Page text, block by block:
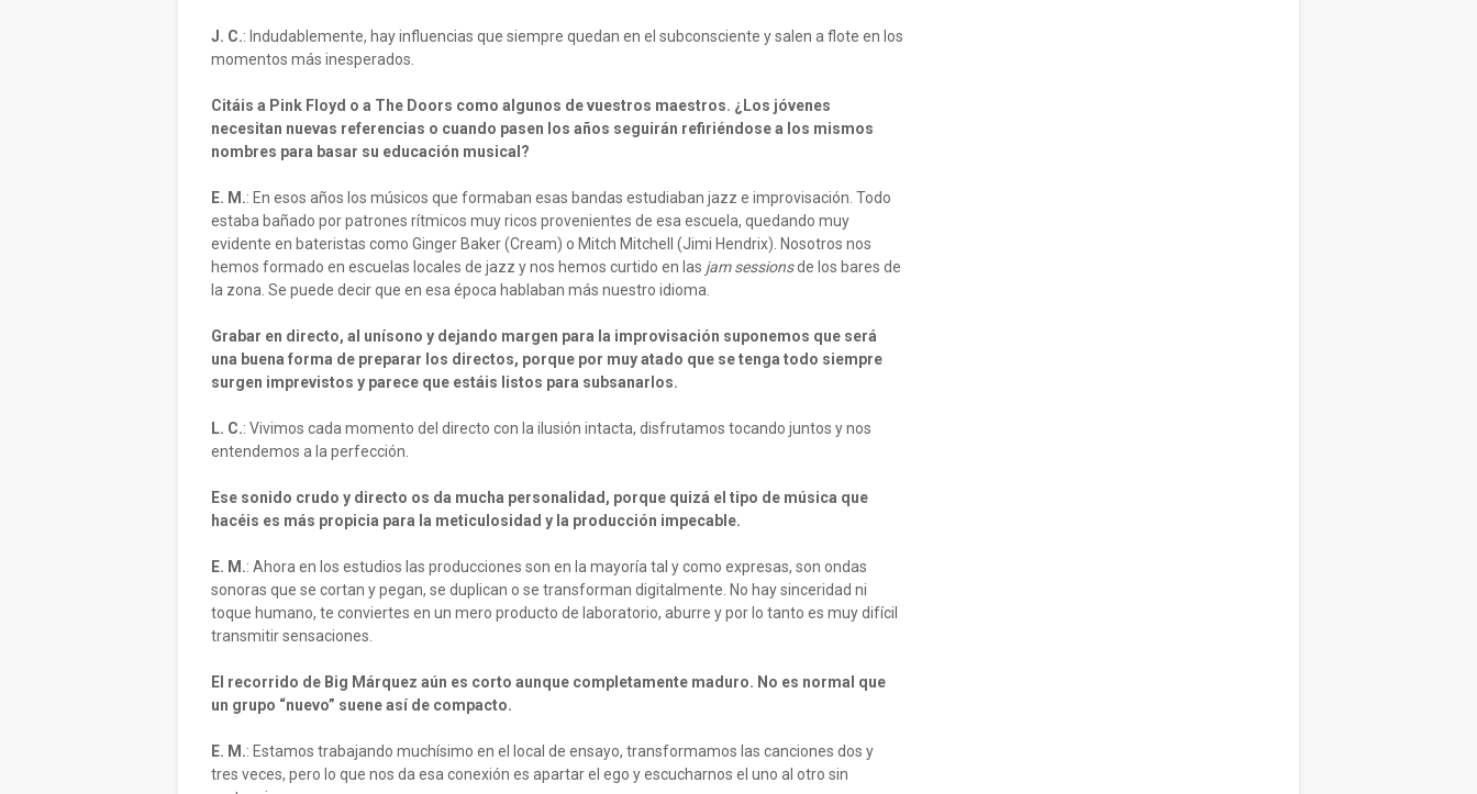
J. C.: Indudablemente, hay influencias que siempre quedan en el subconsciente y salen a flote en los
momentos más inesperados.
Citáis a Pink Floyd o a The Doors como algunos de vuestros maestros. ¿Los jóvenes
necesitan nuevas referencias o cuando pasen los años seguirán refiriéndose a los mismos
nombres para basar su educación musical?
E. M.: En esos años los músicos que formaban esas bandas estudiaban jazz e improvisación. Todo
estaba bañado por patrones rítmicos muy ricos provenientes de esa escuela, quedando muy
evidente en bateristas como Ginger Baker (Cream) o Mitch Mitchell (Jimi Hendrix). Nosotros nos
hemos formado en escuelas locales de jazz y nos hemos curtido en las jam sessionsde los bares de
la zona. Se puede decir que en esa época hablaban más nuestro idioma.
Grabar en directo, al unísono y dejando margen para la improvisación suponemos que será
una buena forma de preparar los directos, porque por muy atado que se tenga todo siempre
surgen imprevistos y parece que estáis listos para subsanarlos.
L. C.: Vivimos cada momento del directo con la ilusión intacta, disfrutamos tocando juntos y nos
entendemos a la perfección.
Ese sonido crudo y directo os da mucha personalidad, porque quizá el tipo de música que
hacéis es más propicia para la meticulosidad y la producción impecable.
E. M.: Ahora en los estudios las producciones son en la mayoría tal y como expresas, son ondas
sonoras que se cortan y pegan, se duplican o se transforman digitalmente. No hay sinceridad ni
toque humano, te conviertes en un mero producto de laboratorio, aburre y por lo tanto es muy difícil
transmitir sensaciones.
El recorrido de Big Márquez aún es corto aunque completamente maduro. No es normal que
un grupo “nuevo” suene así de compacto.
E. M.: Estamos trabajando muchísimo en el local de ensayo, transformamos las canciones dos y
tres veces, pero lo que nos da esa conexión es apartar el ego y escucharnos el uno al otro sin